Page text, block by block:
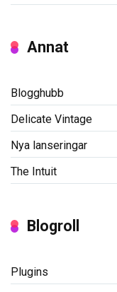
Annat
Blogghubb
Delicate Vintage
Nya lanseringar
The Intuit
Blogroll
Plugins